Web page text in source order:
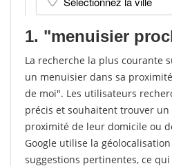
1. "menuisier
La recherche la plus courante
un menuisier dans sa
de moi". Les utilisateurs
précis et souhaitent trouver
proximité de leur domicile ou
Google utilise la
suggestions pertinentes, ce